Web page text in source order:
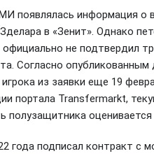
появлялась информация о
в «Зенит». Однако
официально не подтвердил
Согласно
из заявки еще 19
портала Transfermarkt,
полузащитника оценивается
года подписал контракт с